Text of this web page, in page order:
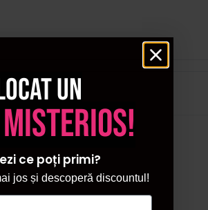
un
ce poți primi?
jos și descoperă discountul!